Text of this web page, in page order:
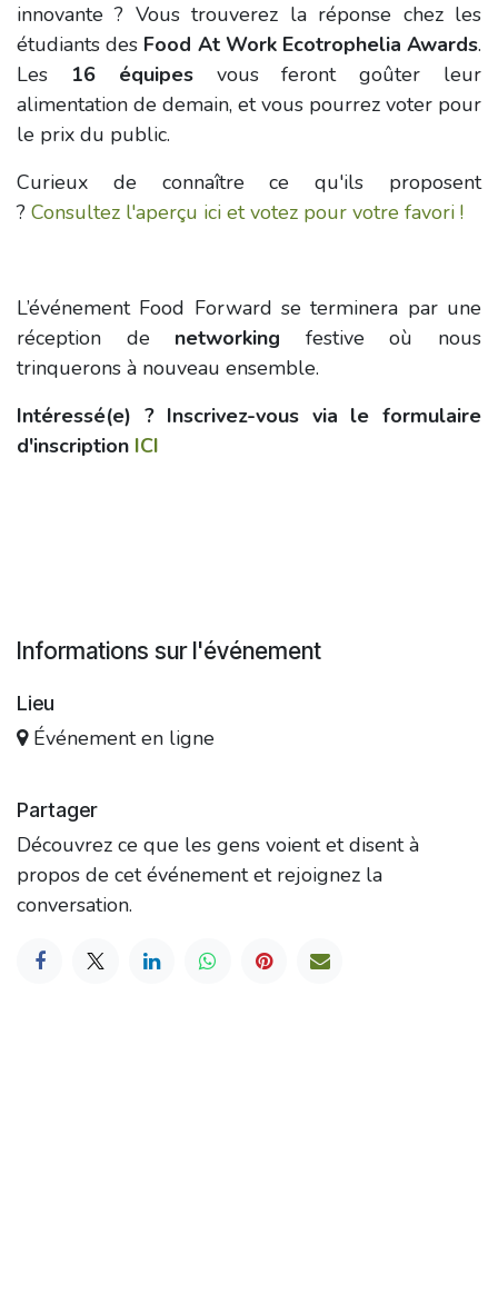
innovante ? Vous trouverez la réponse chez les
étudiants des Food At Work Ecotrophelia Awards.
Les 16 équipesvous feront goûter leur
alimentation de demain, et vous pourrez voter pour
le prix du public.
Curieux de connaître ce qu'ils proposent
? Consultez l'aperçu ici et votez pour votre favori !
L’événement Food Forward se terminera par une
réception de networking festive où nous
trinquerons à nouveau ensemble.
Intéressé(e) ? Inscrivez-vous via le formulaire
d'inscription ICI
Informations sur l'événement
Lieu
Événement en ligne
Partager
Découvrez ce que les gens voient et disent à
propos de cet événement et rejoignez la
conversation.